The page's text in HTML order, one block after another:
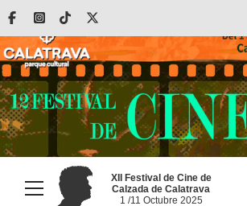
Saltar
contenido
FacebookInstagram
Tiktok
Menú
XII Festival de Cine de
Calzada de Calatrava
1 /11 Octubre 2025